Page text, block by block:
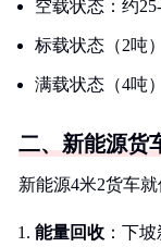
空载状态：约
标载状态（2吨
满载状态（4吨
二、新能源货
新能源4米2货车
能量回收 ：下